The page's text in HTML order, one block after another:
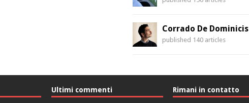
Corrado De Dominicis
published 140 articles
Ultimi commenti Rimani in contatto